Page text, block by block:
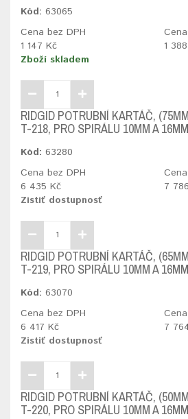
Kód: 63065
Cena bez DPH
1 147 Kč
1
Zboží skladem
RIDGID POTRUBNÍ KARTÁČ,
T-218, PRO SPIRÁLU 10MM A 16MM
Kód: 63280
Cena bez DPH
6 435 Kč
7
Zistiť dostupnosť
RIDGID POTRUBNÍ KARTÁČ,
T-219, PRO SPIRÁLU 10MM A 16MM
Kód: 63070
Cena bez DPH
6 417 Kč
7
Zistiť dostupnosť
RIDGID POTRUBNÍ KARTÁČ,
T-220, PRO SPIRÁLU 10MM A 16MM